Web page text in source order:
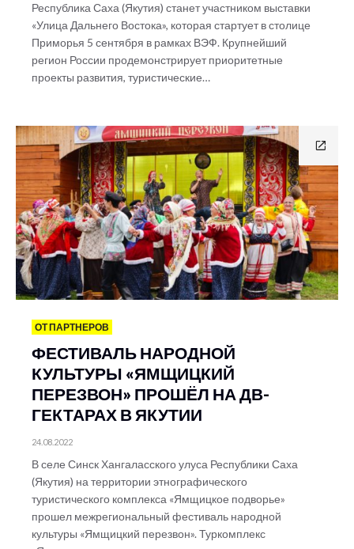
Республика Саха (Якутия) станет участником выставки
«Улица Дальнего Востока», которая стартует в столице
Приморья 5 сентября в рамках ВЭФ. Крупнейший
регион России продемонстрирует приоритетные
проекты развития, туристические…
ОТ ПАРТНЕРОВ
ФЕСТИВАЛЬ НАРОДНОЙ
КУЛЬТУРЫ «ЯМЩИЦКИЙ
ПЕРЕЗВОН» ПРОШЁЛ НА ДВ-
ГЕКТАРАХ В ЯКУТИИ
24.08.2022
В селе Синск Хангаласского улуса Республики Саха
(Якутия) на территории этнографического
туристического комплекса «Ямщицкое подворье»
прошел межрегиональный фестиваль народной
культуры «Ямщицкий перезвон». Туркомплекс